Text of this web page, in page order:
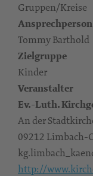
Gruppen/Kreise
Ansprechperson
Tommy Barthold
Zielgruppe
Kinder
Veranstalter
Ev.-Luth.
An der
09212 Limbach-
http://